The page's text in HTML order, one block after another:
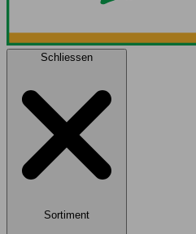
Schliessen
Sortiment